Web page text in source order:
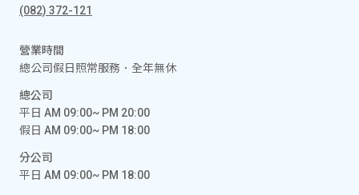
(082) 372-121
營業時間
總公司假日照常服務．全年無休
總公司
平日 AM 09:00~ PM 20:00
假日 AM 09:00~ PM 18:00
分公司
平日 AM 09:00~ PM 18:00